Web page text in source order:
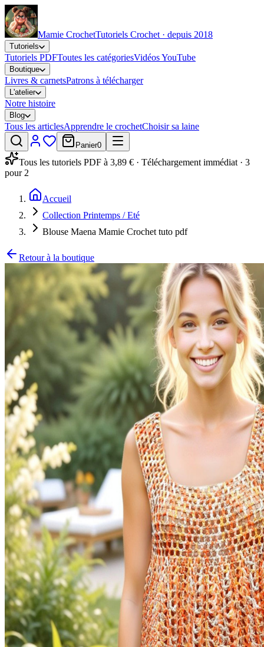
Mamie CrochetTutoriels Crochet · depuis 2018
Tutoriels
Tutoriels PDFToutes les catégoriesVidéos YouTube
Boutique
Livres & carnetsPatrons à télécharger
L'atelier
Notre histoire
Blog
Tous les articlesApprendre le crochetChoisir sa laine
Panier0
Tous les tutoriels PDF à 3,89 € · Téléchargement immédiat · 3
pour 2
Accueil
Collection Printemps / Eté
Blouse Maena Mamie Crochet tuto pdf
Retour à la boutique